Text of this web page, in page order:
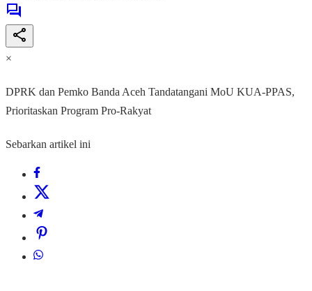
×
DPRK dan Pemko Banda Aceh Tandatangani MoU KUA-PPAS,
Prioritaskan Program Pro-Rakyat
Sebarkan artikel ini